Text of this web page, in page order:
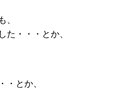
、
た・・・とか、
・とか、